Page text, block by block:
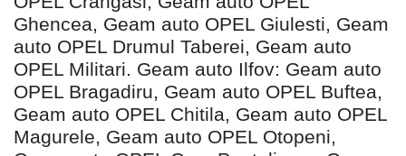
Ghencea, Geam auto OPEL Giulesti, Geam
auto OPEL Drumul Taberei, Geam auto
OPEL Militari. Geam auto Ilfov: Geam auto
OPEL Bragadiru, Geam auto OPEL Buftea,
Geam auto OPEL Chitila, Geam auto OPEL
Magurele, Geam auto OPEL Otopeni,